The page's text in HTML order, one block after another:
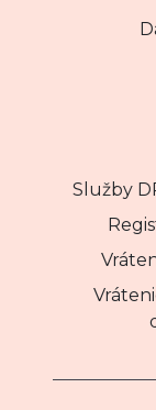
Služby